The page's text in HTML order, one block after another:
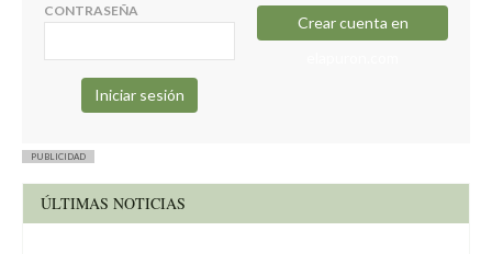
CONTRASEÑA
Crear cuenta en
PUBLICIDAD
ÚLTIMAS NOTICIAS